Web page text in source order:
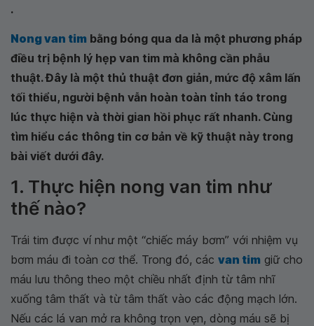
.
Nong van tim bằng bóng qua da là một phương pháp
điều trị bệnh lý hẹp van tim mà không cần phẫu
thuật. Đây là một thủ thuật đơn giản, mức độ xâm lấn
tối thiểu, người bệnh vẫn hoàn toàn tỉnh táo trong
lúc thực hiện và thời gian hồi phục rất nhanh. Cùng
tìm hiểu các thông tin cơ bản về kỹ thuật này trong
bài viết dưới đây.
1. Thực hiện nong van tim như
thế nào?
Trái tim được ví như một “chiếc máy bơm” với nhiệm vụ
bơm máu đi toàn cơ thể. Trong đó, các van tim giữ cho
máu lưu thông theo một chiều nhất định từ tâm nhĩ
xuống tâm thất và từ tâm thất vào các động mạch lớn.
Nếu các lá van mở ra không trọn vẹn, dòng máu sẽ bị